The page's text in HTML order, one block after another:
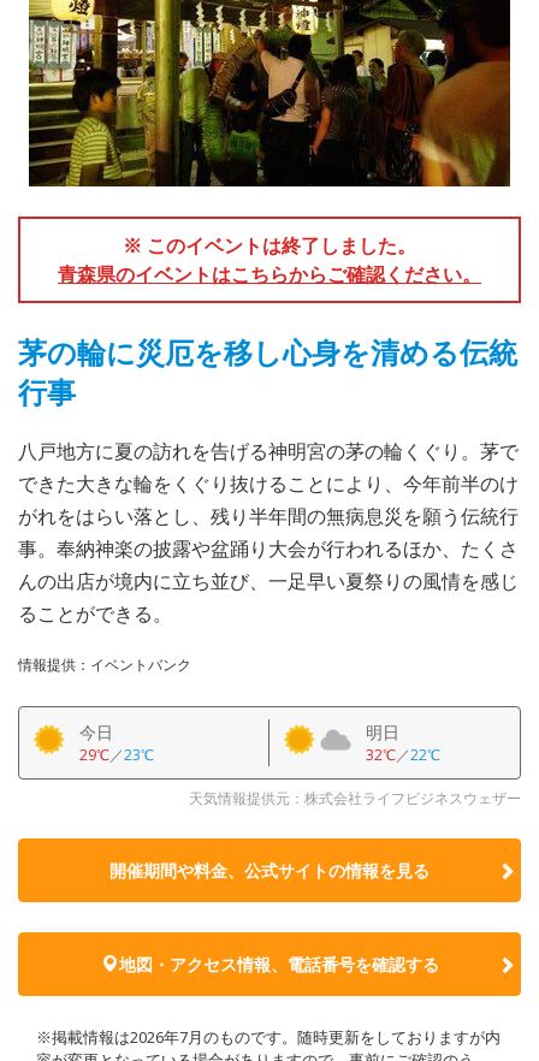
※ このイベントは終了しました。
青森県のイベントはこちらからご確認ください。
茅の輪に災厄を移し心身を清める伝統
行事
八戸地方に夏の訪れを告げる神明宮の茅の輪くぐり。茅で
できた大きな輪をくぐり抜けることにより、今年前半のけ
がれをはらい落とし、残り半年間の無病息災を願う伝統行
事。奉納神楽の披露や盆踊り大会が行われるほか、たくさ
んの出店が境内に立ち並び、一足早い夏祭りの風情を感じ
ることができる。
情報提供：イベントバンク
今日
29℃／23℃
明日
32℃／22℃
天気情報提供元：株式会社ライフビジネスウェザー
開催期間や料金、公式サイトの情報を見る
地図・アクセス情報、電話番号を確認する
※掲載情報は2026年7月のものです。随時更新をしておりますが内